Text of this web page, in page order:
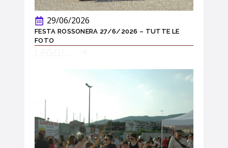
29/06/2026
FESTA ROSSONERA 27/6/2026 – TUTTE LE
FOTO